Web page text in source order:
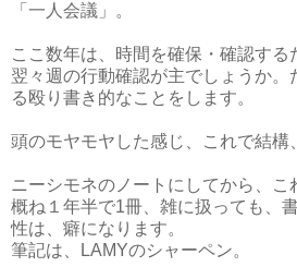
「一人会議」。
ここ数年は、時間を確保・確認する
翌々週の行動確認が主でしょうか。
る殴り書き的なことをします。
頭のモヤモヤした感じ、これで結構
ニーシモネのノートにしてから、こ
概ね１年半で1冊、雑に扱っても、
性は、癖になります。
筆記は、LAMYのシャーペン。